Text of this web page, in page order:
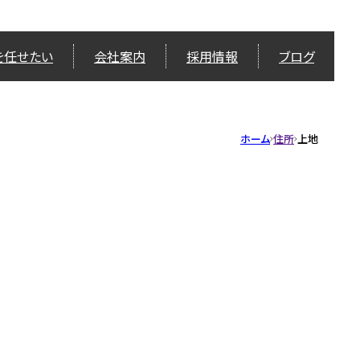
せたい 会社案内 採用情報 ブログ
ホーム 住所 上地